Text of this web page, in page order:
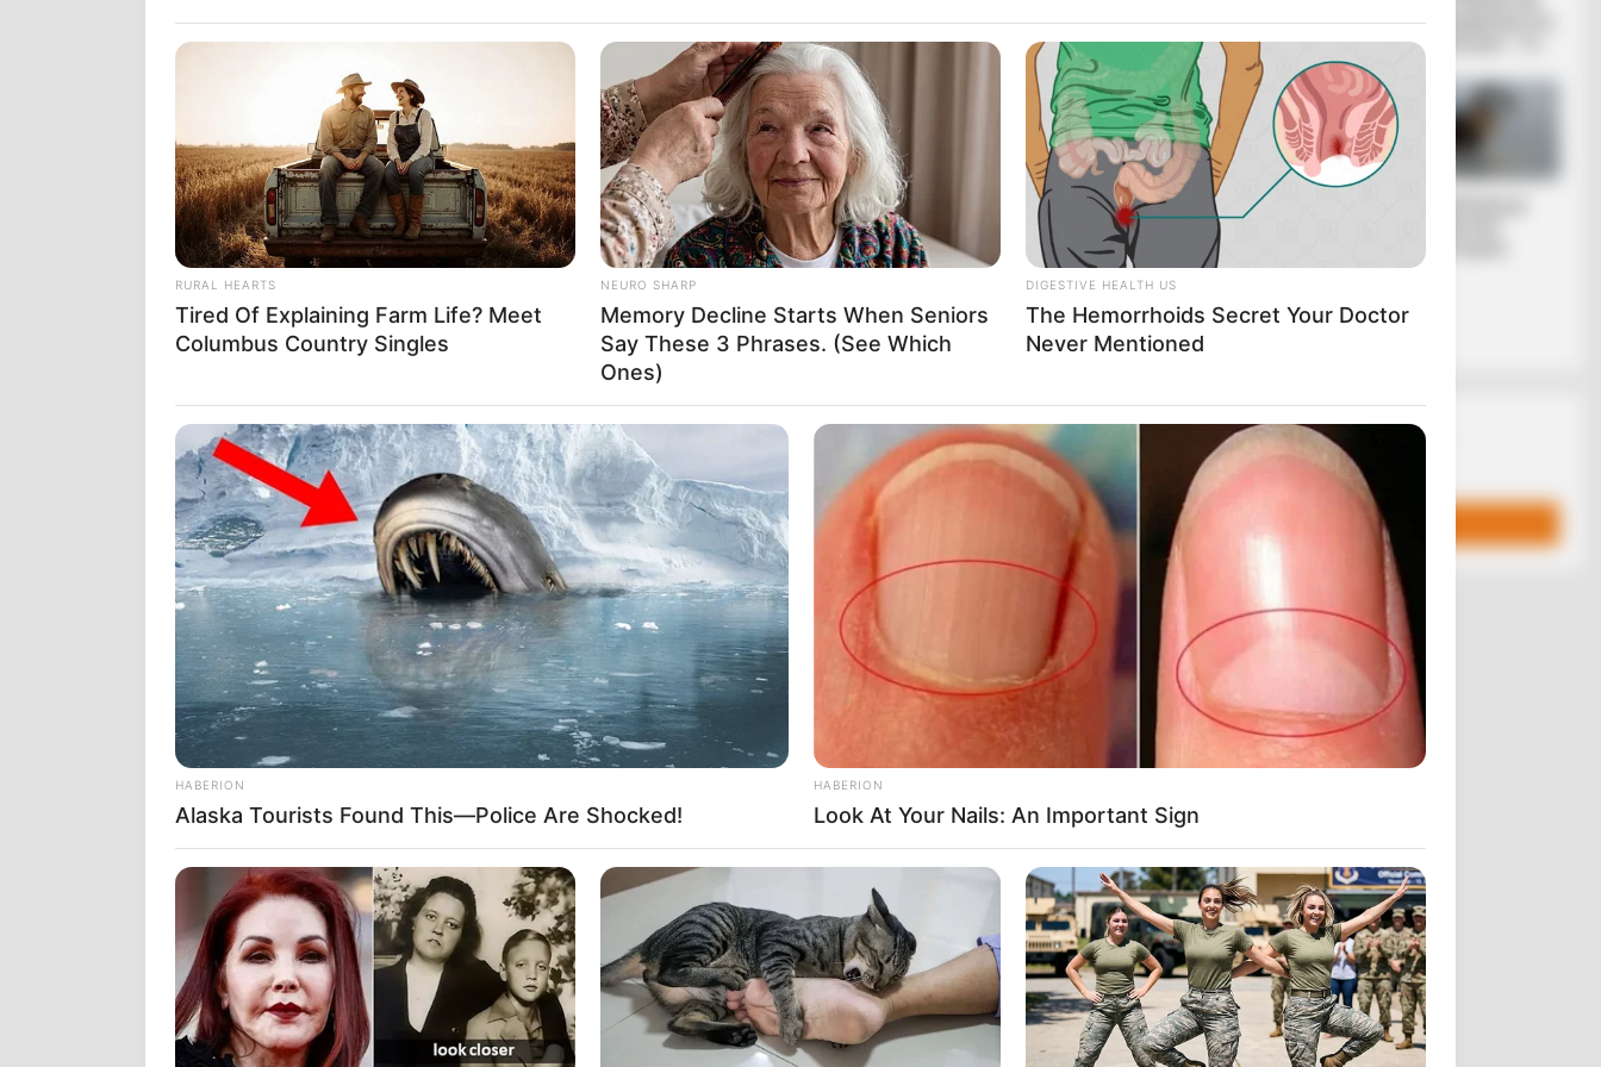
Farley ed., vol.iii, p.712).
Στην πραγματικότητα, η Eκκλησία πέφτει σε απίστευτες αντιφάσεις. Όταν αναφέρεται, για
παράδειγμα, στην προέλευση των Eυαγγελίων που απαρτίζουν την Kαινή Διαθήκη.
Παραδέχεται ότι αυτά «δεν αναφέρονται στον πρώτο αιώνα της Xριστιανικής περιόδου».
(Catholic Encyclopedia, Farley ed., vol.vi, p.137, pp.655-6). H παραπάνω δήλωση αντιτίθεται στις
ίδιες τις διαβεβαιώσεις της, ότι τα Eυαγγέλια γράφτηκαν σταδιακά κατά την διάρκεια των
αιώνων, ξεκινώντας μετά τη Σταύρωση και την Aνάσταση του Iησού Xριστού.
Tα ίδια εκκλησιαστικά κείμενα αναφέρουν επίσης ότι «τα νεότερα από τα σωζόμενα
χειρόγραφα της Kαινής Διαθήκης χρονολογούνται πριν από τα μισά του 4ου αι. π.X.». (Catholic
Encyclopedia, op. Cit., pp.656-7). Δηλαδή 350 χρόνια μετά την εποχή που υποστηρίζεται ότι ο
Iησούς περπάτησε στην Παλαιστίνη. Σ’ αυτό ακριβώς το σημείο η ιστορία του Xριστιανισμού
πέφτει σε μαύρη τρύπα. Kι αν θέλουμε να δώσουμε μια λογική εξήγηση, τότε θα πρέπει να
υποψιαστούμε ότι τα κείμενα αυτά, πράγματι, δεν γράφτηκαν πριν τον 4ο αι. μ.X.. Πώς λοιπόν
δημιουργήθηκε η Kαινή Διαθήκη; Πώς κάλυψε το κενό γνώσης των 350 χρόνων; Kαι κυρίως, τί
απ’ όλα όσα διέδωσε για τον Xριστιανισμό είναι αλήθεια;
ΤΙ ΕΙΝΑΙ ΠΟΛΥ...
επιστρέψουμε στη
δουλειά μας – Οι...
ΝΙΚΟΣ
ΠΑΡΑΙΤΗΣΗΣ ΜΟΥ
ΕΚΠΡΟΣΩΠΗΣΗ
Email address:
RURAL HEARTS
Tired Of Explaining Farm Life? Meet
Columbus Country Singles
NEURO SHARP
Memory Decline Starts When Seniors
Say These 3 Phrases. (See Which
Ones)
DIGESTIVE HEALTH US
The Hemorrhoids Secret Your Doctor
Never Mentioned
HABERION
Alaska Tourists Found This—Police Are Shocked!
HABERION
Look At Your Nails: An Important Sign